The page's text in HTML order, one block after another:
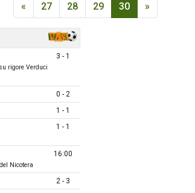
« 27 28 29 30 »
rigore Verduci
3 - 1
0 - 2
1 - 1
1 - 1
Nicotera
16:00
2 - 3